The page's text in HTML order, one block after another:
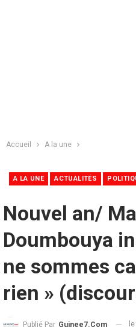
Accueil A la une
A LA UNE ACTUALITÉS
Nouvel an/
Doumbouya
ne sommes
rien »
Publié Par Guinee7.com le